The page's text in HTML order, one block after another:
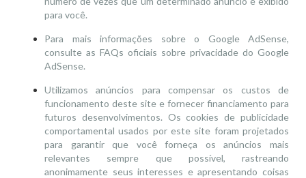
para você.
Para mais informações sobre o Google AdSense,
consulte as FAQs oficiais sobre privacidade do Google
AdSense.
Utilizamos anúncios para compensar os custos de
funcionamento deste site e fornecer financiamento para
futuros desenvolvimentos. Os cookies de publicidade
comportamental usados ​​por este site foram projetados
para garantir que você forneça os anúncios mais
relevantes sempre que possível, rastreando
anonimamente seus interesses e apresentando coisas